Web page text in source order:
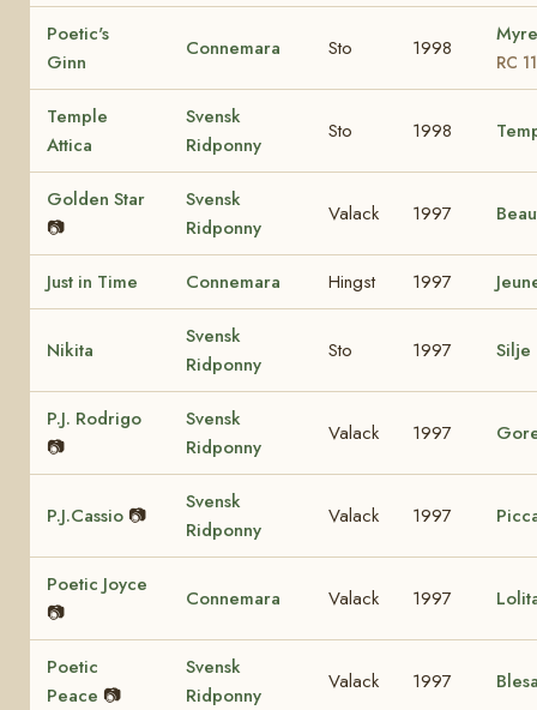
Poetic's
Ginn
Connemara Sto 1998
RC
Temple
Attica
Svensk
Ridponny
Sto 1998
Golden Star
📷
Svensk
Ridponny
Valack 1997
Just in Time Connemara Hingst 1997
Nikita
Svensk
Ridponny
Sto 1997 Silje
P.J. Rodrigo
📷
Svensk
Ridponny
Valack 1997
P.J.Cassio 📷
Svensk
Ridponny
Valack 1997
Poetic Joyce
📷
Connemara Valack 1997
Poetic
Peace 📷
Svensk
Ridponny
Valack 1997